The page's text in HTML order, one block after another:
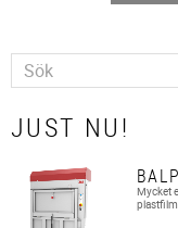
JUST NU!
Mycket